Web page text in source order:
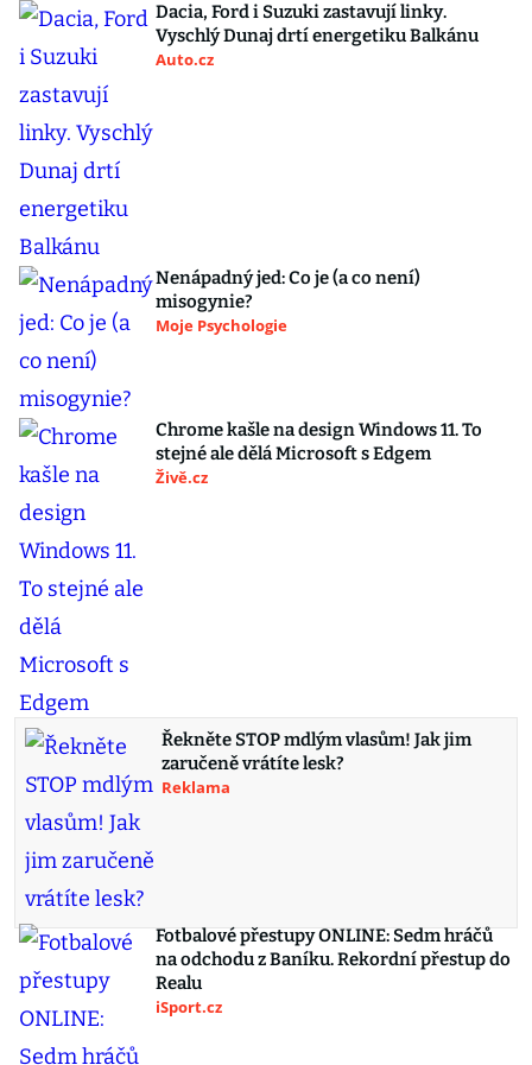
Dacia, Ford i Suzuki zastavují linky.
Vyschlý Dunaj drtí energetiku Balkánu
Auto.cz
Nenápadný jed: Co je (a co není)
misogynie?
Moje Psychologie
Chrome kašle na design Windows 11. To
stejné ale dělá Microsoft s Edgem
Živě.cz
Řekněte STOP mdlým vlasům! Jak jim
zaručeně vrátíte lesk?
Reklama
Fotbalové přestupy ONLINE: Sedm hráčů
na odchodu z Baníku. Rekordní přestup do
Realu
iSport.cz